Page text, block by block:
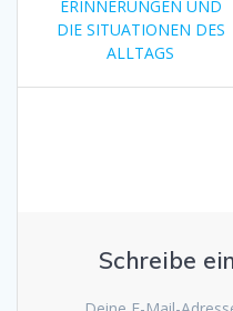
ERINNERUNGEN UND
DIE SITUATIONEN DES
ALLTAGS
Schreibe